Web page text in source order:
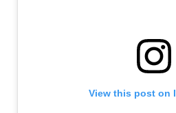
View this post on